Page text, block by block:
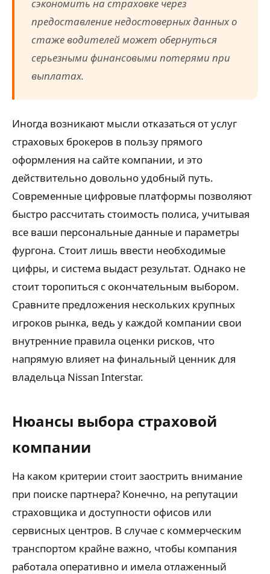
сэкономить на страховке через
предоставление недостоверных данных о
стаже водителей может обернуться
серьезными финансовыми потерями при
выплатах.
Иногда возникают мысли отказаться от услуг
страховых брокеров в пользу прямого
оформления на сайте компании, и это
действительно довольно удобный путь.
Современные цифровые платформы позволяют
быстро рассчитать стоимость полиса, учитывая
все ваши персональные данные и параметры
фургона. Стоит лишь ввести необходимые
цифры, и система выдаст результат. Однако не
стоит торопиться с окончательным выбором.
Сравните предложения нескольких крупных
игроков рынка, ведь у каждой компании свои
внутренние правила оценки рисков, что
напрямую влияет на финальный ценник для
владельца Nissan Interstar.
Нюансы выбора страховой
компании
На каком критерии стоит заострить внимание
при поиске партнера? Конечно, на репутации
страховщика и доступности офисов или
сервисных центров. В случае с коммерческим
транспортом крайне важно, чтобы компания
работала оперативно и имела отлаженный